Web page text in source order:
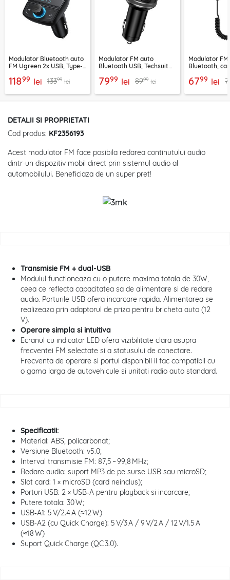
Modulator Bluetooth auto
FM Ugreen 2x USB, Type-
11899 lei 13399 lei
Modulator FM auto
Bluetooth USB, Techsuit
7999 lei 8999 lei
Modulator
Bluetooth,
6799 lei
DETALII SI PROPRIETATI
Cod produs: KF2356193
Acest modulator FM face posibila redarea continutului audio
dintr-un dispozitiv mobil direct prin sistemul audio al
automobilului. Beneficiaza de un super pret!
Transmisie FM + dual-USB
Modulul functioneaza cu o putere maxima totala de 30W,
ceea ce reflecta capacitatea sa de alimentare si de redare
audio. Porturile USB ofera incarcare rapida. Alimentarea se
realizeaza prin adaptorul de priza pentru bricheta auto (12
V).
Operare simpla si intuitiva
Ecranul cu indicator LED ofera vizibilitate clara asupra
frecventei FM selectate si a statusului de conectare.
Frecventa de operare si portul disponibil il fac compatibil cu
o gama larga de autovehicule si unitati radio auto standard.
Specificatii:
Material: ABS, policarbonat;
Versiune Bluetooth: v5.0;
Interval transmisie FM: 87,5 – 99,8 MHz;
Redare audio: suport MP3 de pe surse USB sau microSD;
Slot card: 1 × microSD (card neinclus);
Porturi USB: 2 × USB‑A pentru playback si incarcare;
Putere totala: 30 W;
USB‑A1: 5 V/2.4 A (≈12 W)
USB‑A2 (cu Quick Charge): 5 V/3 A / 9 V/2 A / 12 V/1.5 A
(≈18 W)
Suport Quick Charge (QC 3.0).